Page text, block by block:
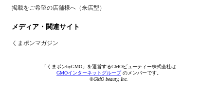
掲載をご希望の店舗様へ（来店型）
メディア・関連サイト
くまポンマガジン
「くまポンbyGMO」を運営するGMOビューティー株式会社は
GMOインターネットグループのメンバーです。
©GMO beauty, Inc.